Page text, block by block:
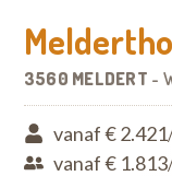
3560 MELDERT -
vanaf € 2.421
vanaf € 1.813